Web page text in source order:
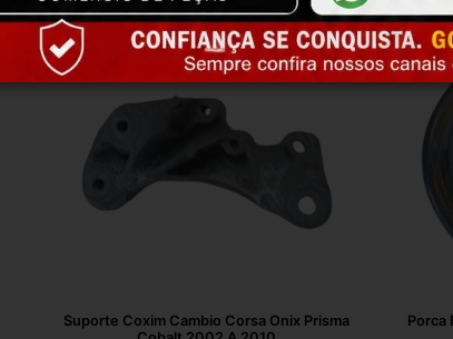
Suporte Coxim Cambio Corsa Onix Prisma
Porca